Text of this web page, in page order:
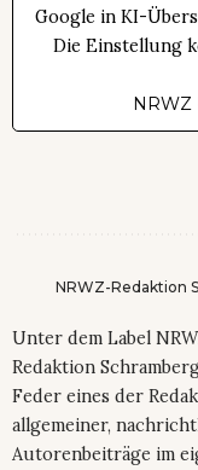
Google in KI-
Die Einstellung
NRWZ-Redaktion
Unter dem Label
Redaktion
Feder eines der
allgemeiner,
Autorenbeiträge im